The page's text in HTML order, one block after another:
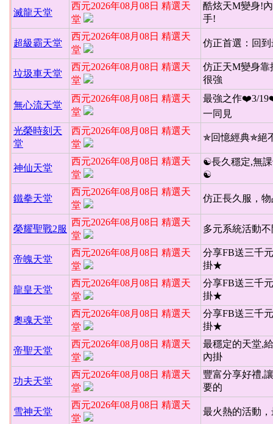
滅龍天堂
西元2026年08月08日 精選天
堂
酷炫天M變身!
手!
超級霸天堂
西元2026年08月08日 精選天
堂
仿正首選：回
垃圾車天堂
西元2026年08月08日 精選天
堂
仿正天M變身靠
很強
無心流天堂
西元2026年08月08日 精選天
堂
最強之作❤️3/
一同見
光榮時刻天
堂
西元2026年08月08日 精選天
堂
✯回憶經典✯絕
神仙天堂
西元2026年08月08日 精選天
堂
☯長久穩定,無
☯
鐵拳天堂
西元2026年08月08日 精選天
堂
仿正長久服，
榮耀聖戰2服
西元2026年08月08日 精選天
堂
多元系統活動
帝魄天堂
西元2026年08月08日 精選天
堂
分享FB送三千
掛★
龍皇天堂
西元2026年08月08日 精選天
堂
分享FB送三千
掛★
奧魂天堂
西元2026年08月08日 精選天
堂
分享FB送三千
掛★
帝聖天堂
西元2026年08月08日 精選天
堂
最穩定的天堂,
內掛
功夫天堂
西元2026年08月08日 精選天
堂
豐富分享好禮,
要的
雪神天堂
西元2026年08月08日 精選天
堂
最火熱的活動